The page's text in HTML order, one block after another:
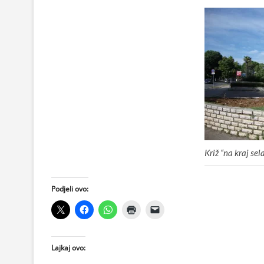
Križ “na kraj
Podjeli ovo:
Lajkaj ovo: